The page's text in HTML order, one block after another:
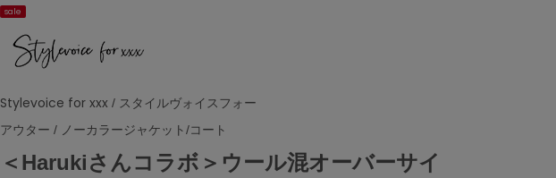
sale
Stylevoice for xxx / スタイルヴォイスフォー
アウター / ノーカラージャケット/コート
＜Harukiさんコラボ＞ウール混オーバーサイ